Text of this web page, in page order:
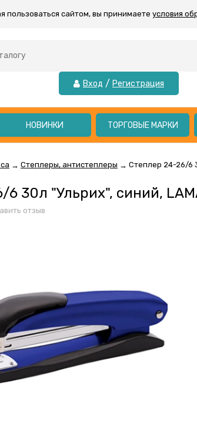
сайтом, вы принимаете условия
Вход / Регистрация
НОВИНКИ ТОРГОВЫЕ МАРКИ
→ Степлеры, антистеплеры → Степлер 24-26/6
30л "Ульрих", синий,
отзыв